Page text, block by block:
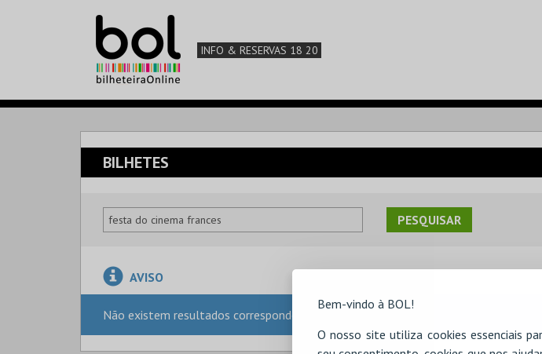
Bem-vindo à BOL!
O nosso site utiliza cookies essenciais
INFO & RESERVAS 18 20
BILHETES
AVISO
Não existem resultados correspondentes à sua pesquisa.